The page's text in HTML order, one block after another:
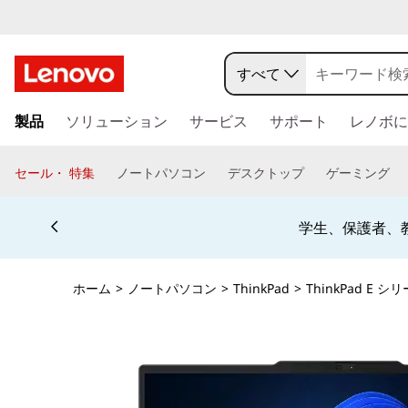
p
h
a
o
イ
コ
ン
すべて
製品 ソリューション サービス サポート レノボ
セール・ 特集 ノートパソコン デスクトップ ゲーミング
お電話購入相談窓口
ホーム > ノートパソコン > ThinkPad > ThinkPad E シリ